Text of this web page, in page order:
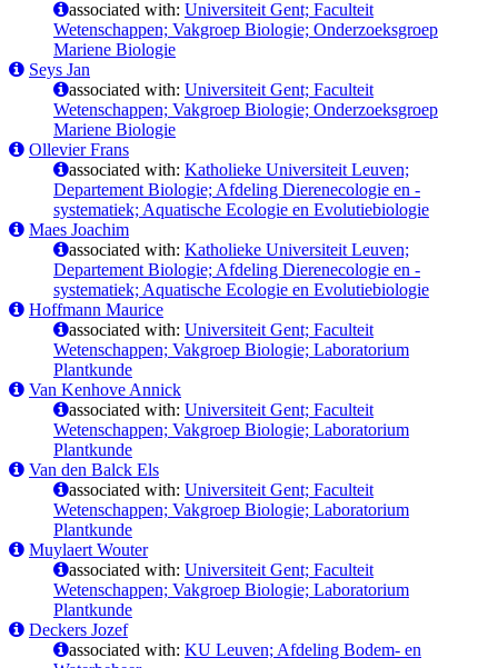
associated with: Universiteit Gent; Faculteit
Wetenschappen; Vakgroep Biologie; Onderzoeksgroep
Mariene Biologie
Seys Jan
associated with: Universiteit Gent; Faculteit
Wetenschappen; Vakgroep Biologie; Onderzoeksgroep
Mariene Biologie
Ollevier Frans
associated with: Katholieke Universiteit Leuven;
Departement Biologie; Afdeling Dierenecologie en -
systematiek; Aquatische Ecologie en Evolutiebiologie
Maes Joachim
associated with: Katholieke Universiteit Leuven;
Departement Biologie; Afdeling Dierenecologie en -
systematiek; Aquatische Ecologie en Evolutiebiologie
Hoffmann Maurice
associated with: Universiteit Gent; Faculteit
Wetenschappen; Vakgroep Biologie; Laboratorium
Plantkunde
Van Kenhove Annick
associated with: Universiteit Gent; Faculteit
Wetenschappen; Vakgroep Biologie; Laboratorium
Plantkunde
Van den Balck Els
associated with: Universiteit Gent; Faculteit
Wetenschappen; Vakgroep Biologie; Laboratorium
Plantkunde
Muylaert Wouter
associated with: Universiteit Gent; Faculteit
Wetenschappen; Vakgroep Biologie; Laboratorium
Plantkunde
Deckers Jozef
associated with: KU Leuven; Afdeling Bodem- en